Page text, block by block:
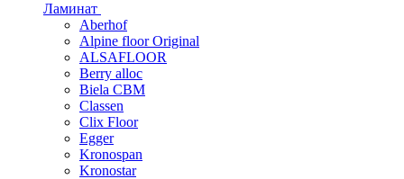
Ламинат
Aberhof
Alpine floor Original
ALSAFLOOR
Berry alloc
Biela CBM
Classen
Clix Floor
Egger
Kronospan
Kronostar